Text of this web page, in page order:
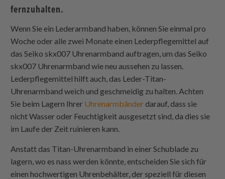
fernzuhalten.
Wenn Sie ein Lederarmband haben, können Sie einmal pro
Woche oder alle zwei Monate einen Lederpflegemittel auf
das Seiko skx007 Uhrenarmband auftragen, um das Seiko
skx007 Uhrenarmband wie neu aussehen zu lassen.
Lederpflegemittel hilft auch, das Leder-Titan-
Uhrenarmband weich und geschmeidig zu halten. Achten
Sie beim Lagern Ihrer Uhrenarmbänder darauf, dass sie
nicht Wasser oder Feuchtigkeit ausgesetzt sind, da dies sie
im Laufe der Zeit ruinieren kann.
Anstatt das Titan-Uhrenarmband in einer Schublade zu
lagern, wo es nass werden könnte, entscheiden Sie sich für
einen hochwertigen Uhrenbehälter, der speziell für diesen